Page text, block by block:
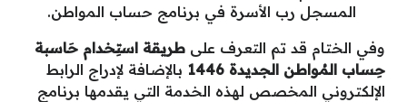
المسجل رب الأسرة في برنامج حساب المواطن.
وفي الختام قد تم التعرف على طريقة استِخدام حَاسبة
حِساب المُواطن الجديدة 1446
بالإضافة لإدراج الرابط
الإلكتروني المخصص لهذه الخدمة التي يقدمها برنامج